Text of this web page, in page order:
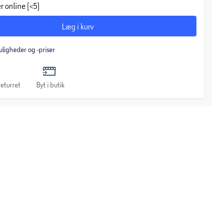
online (<5)
Læg i kurv
og -priser
Byt i butik